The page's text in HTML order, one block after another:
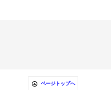
ページトップへ